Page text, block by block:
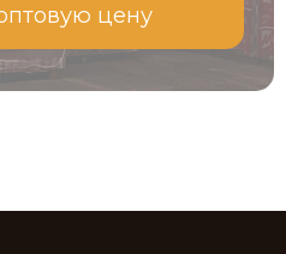
цену